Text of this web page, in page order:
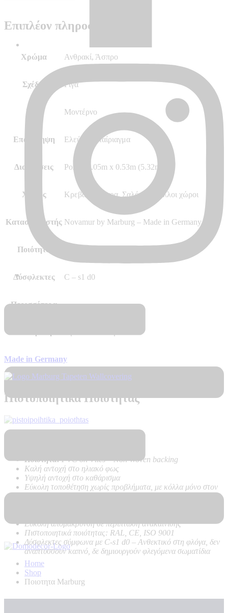
Home
Shop
Ποιοτητα Marburg
Επιπλέον πληροφορίες
Χρώμα Ανθρακί, Άσπρο
Σχέδιο Ρίγα
Στυλ Μοντέρνο
Επανάληψη Ελεύθερο ταίριαγμα
Διαστάσεις Ρολό 10.05m x 0.53m (5.32m²)
Χώρος Κρεβατοκάμαρα, Σαλόνι και άλλοι χώροι
Κατασκευαστής Novamur by Marburg – Made in Germany
Ποιότητα
Δύσφλεκτες C – s1 d0
Περισσότερα –
Made in Germany
Πιστοποιητικά Ποιότητας
Ποιότητα:PVC on Vlies – Non Woven backing
Καλή αντοχή στο ηλιακό φως
Υψηλή αντοχή στο καθάρισμα
Εύκολη τοποθέτηση χωρίς προβλήματα, με κόλλα μόνο στον
Εύκολη απομάκρυνση σε περίπτωση ανακαίνισης
Πιστοποιητικά ποιότητας: RAL, CE, ISO 9001
Δύσφλεκτες σύμφωνα με C-s1 d0 – Ανθεκτικό στη φλόγα, δεν
αναπτύσσουν καπνό, δε δημιουργούν φλεγόμενα σωματίδια